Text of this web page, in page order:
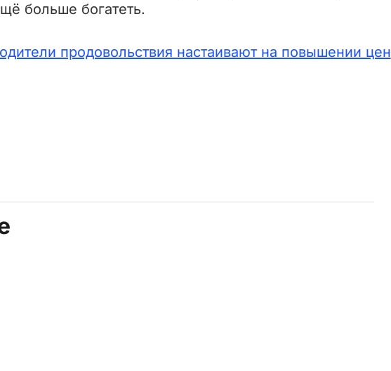
больше богатеть.
продовольствия настаивают на повышении цен